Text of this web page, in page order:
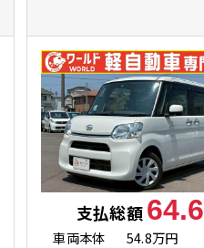
支払総額 64.6
車両本体
54.8万円